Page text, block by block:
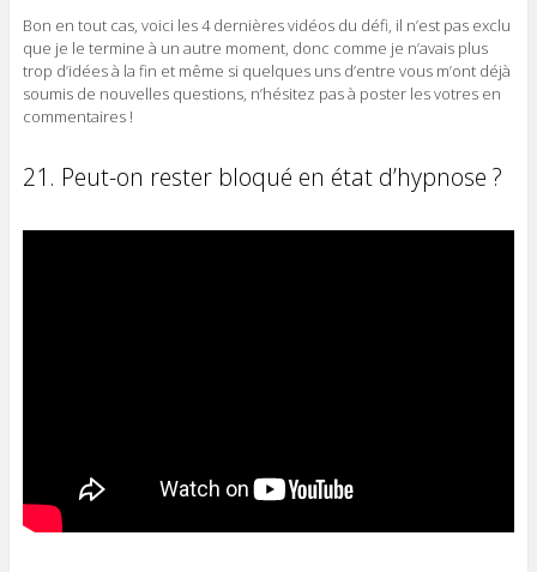
Bon en tout cas, voici les 4 dernières vidéos du défi, il n’est pas exclu
que je le termine à un autre moment, donc comme je n’avais plus
trop d’idées à la fin et même si quelques uns d’entre vous m’ont déjà
soumis de nouvelles questions, n’hésitez pas à poster les votres en
commentaires !
21. Peut-on rester bloqué en état d’hypnose ?